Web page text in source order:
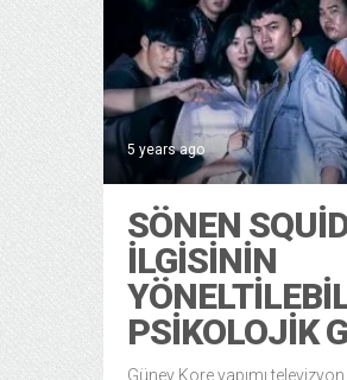
5 years ago
SÖNEN
İLGISININ
PSIKOLOJIK
Güney Kore yapımı